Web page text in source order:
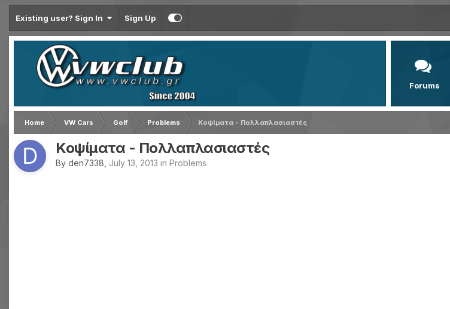
Existing user? Sign In Sign Up
Forums
Home VW Cars Golf Problems
Κοψίματα - Πολλαπλασιαστές
Κοψίματα - Πολλαπλασιαστές
By den7338 July 13, 2013 in Problems